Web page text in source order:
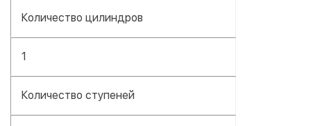
Количество цилиндров
1
Количество ступеней